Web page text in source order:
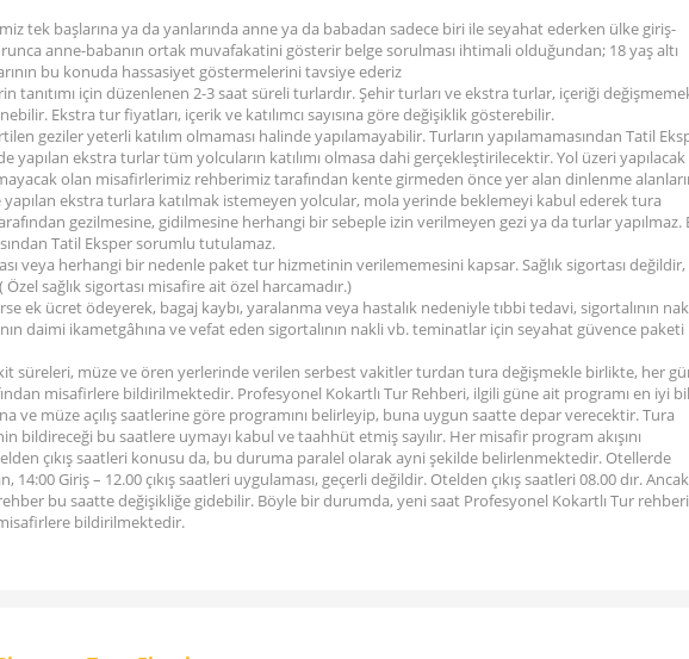
tek başlarına ya da yanlarında anne ya da babadan sadece biri ile seyahat ederken ülke giriş-
anne-babanın ortak muvafakatini gösterir belge sorulması ihtimali olduğundan; 18 yaş altı
bu konuda hassasiyet göstermelerini tavsiye ederiz
tanıtımı için düzenlenen 2-3 saat süreli turlardır. Şehir turları ve ekstra turlar, içeriği
Ekstra tur fiyatları, içerik ve katılımcı sayısına göre değişiklik gösterebilir.
geziler yeterli katılım olmaması halinde yapılamayabilir. Turların yapılamamasından Tatil
yapılan ekstra turlar tüm yolcuların katılımı olmasa dahi gerçekleştirilecektir. Yol üzeri yapılacak
olan misafirlerimiz rehberimiz tarafından kente girmeden önce yer alan dinlenme
ekstra turlara katılmak istemeyen yolcular, mola yerinde beklemeyi kabul ederek tura
gezilmesine, gidilmesine herhangi bir sebeple izin verilmeyen gezi ya da turlar yapılmaz.
Tatil Eksper sorumlu tutulamaz.
veya herhangi bir nedenle paket tur hizmetinin verilememesini kapsar. Sağlık sigortası değildir,
Özel sağlık sigortası misafire ait özel harcamadır.)
ek ücret ödeyerek, bagaj kaybı, yaralanma veya hastalık nedeniyle tıbbi tedavi, sigortalının
daimi ikametgâhına ve vefat eden sigortalının nakli vb. teminatlar için seyahat güvence paketi
süreleri, müze ve ören yerlerinde verilen serbest vakitler turdan tura değişmekle birlikte, her
misafirlere bildirilmektedir. Profesyonel Kokartlı Tur Rehberi, ilgili güne ait programı en iyi
ve müze açılış saatlerine göre programını belirleyip, buna uygun saatte depar verecektir. Tura
bildireceği bu saatlere uymayı kabul ve taahhüt etmiş sayılır. Her misafir program akışını
çıkış saatleri konusu da, bu duruma paralel olarak ayni şekilde belirlenmektedir. Otellerde
Giriş – 12.00 çıkış saatleri uygulaması, geçerli değildir. Otelden çıkış saatleri 08.00 dır. Ancak
bu saatte değişikliğe gidebilir. Böyle bir durumda, yeni saat Profesyonel Kokartlı Tur rehberi
bildirilmektedir.